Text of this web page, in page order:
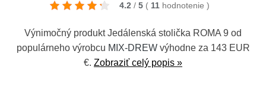
4.2 / 5 ( 11 hodnotenie )
Výnimočný produkt Jedálenská stolička ROMA 9 od
populárneho výrobcu MIX-DREWvýhodne za 143 EUR
€. Zobraziť celý popis »